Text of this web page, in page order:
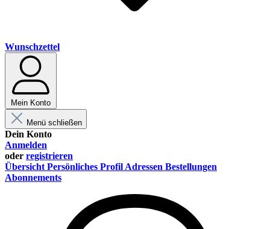
Wunschzettel
Mein Konto
Menü schließen
Dein Konto
Anmelden
oder registrieren
Übersicht Persönliches Profil Adressen Bestellungen
Abonnements